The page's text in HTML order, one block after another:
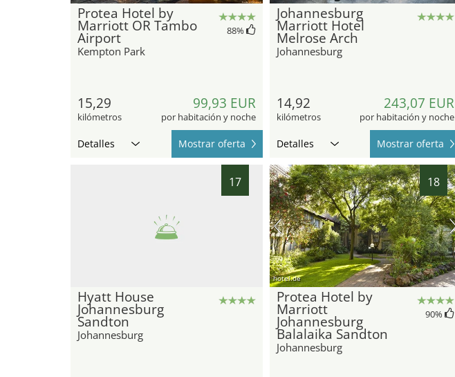
Protea Hotel by
Marriott OR Tambo
Airport
Kempton Park
88%
15,29
kilómetros
99,93 EUR
por habitación y noche
Detalles Mostrar oferta
Johannesburg
Marriott Hotel
Melrose Arch
Johannesburg
14,92
kilómetros
243,07 EUR
por habitación y noche
Detalles Mostrar oferta
17
Hyatt House
Johannesburg
Sandton
Johannesburg
18
hotel.de
Protea Hotel by
Marriott
Johannesburg
Balalaika Sandton
Johannesburg
90%